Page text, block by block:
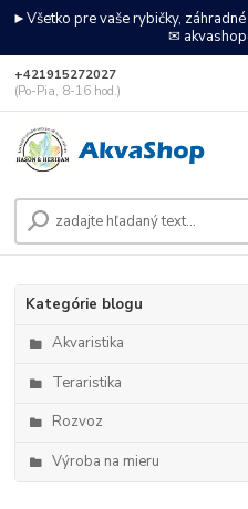
►Všetko pre vaše rybičky,
✉
+421915272027
(Po-Pia, 8-16 hod.)
Kategórie blogu
Akvaristika
Teraristika
Rozvoz
Výroba na mieru